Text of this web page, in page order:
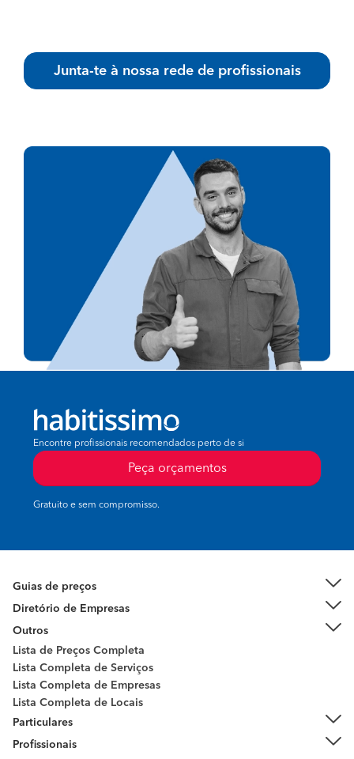
Junta-te à nossa rede de profissionais
Encontre profissionais recomendados perto de si
Peça orçamentos
Gratuito e sem compromisso.
Guias de preços
Diretório de Empresas
Outros
Lista de Preços Completa
Lista Completa de Serviços
Lista Completa de Empresas
Lista Completa de Locais
Particulares
Profissionais